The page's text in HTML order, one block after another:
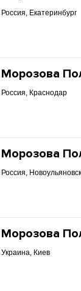
Россия, Екатеринбург
Морозова
Россия, Краснодар
Морозова
Россия, Новоульяновск
Морозова
Украина, Киев